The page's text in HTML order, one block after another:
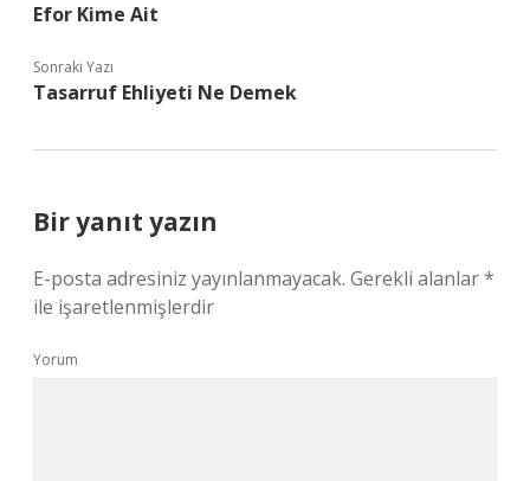
Efor Kime Ait
Sonraki Yazı
Tasarruf Ehliyeti Ne Demek
Bir yanıt yazın
E-posta adresiniz yayınlanmayacak. Gerekli alanlar*
ile işaretlenmişlerdir
Yorum